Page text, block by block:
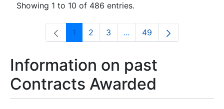
Showing 1 to 10 of 486 entries.
Page
1 Page
2 Page
3 ...Intermediate Pages Use
Page
49
Information on past
Contracts Awarded